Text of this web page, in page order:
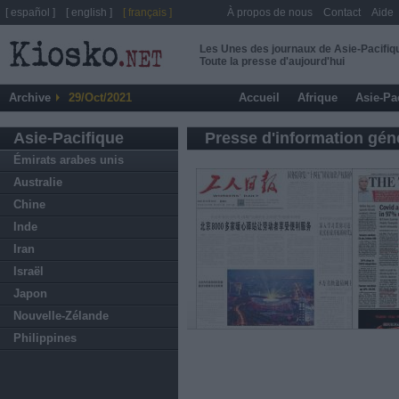
Les Unes des journaux de Asie-
Toute la presse d'aujourd'hui
Archive 29/Oct/2021 Accueil Afrique Asie-
Asie-Pacifique
Émirats arabes unis
Australie
Chine
Inde
Iran
Israël
Japon
Nouvelle-Zélande
Philippines
Presse d'information
[ español ] [ english ] [ français ] À propos de nous Contact Aide